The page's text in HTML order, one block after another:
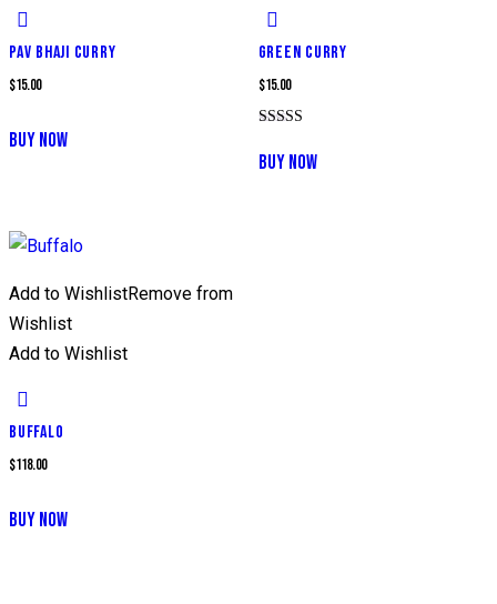
PAV BHAJI CURRY
$15.00
BUY NOW
GREEN CURRY
$15.00
5.00
sur 5
BUY NOW
Add to WishlistRemove from
Wishlist
Add to Wishlist
BUFFALO
$118.00
BUY NOW